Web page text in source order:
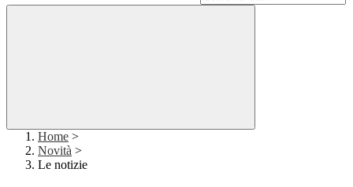
Home >
Novità >
Le notizie